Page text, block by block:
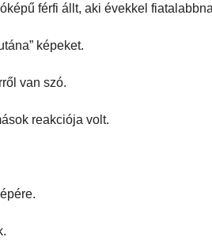
férfi állt, aki évekkel
képeket.
van szó.
reakciója volt.